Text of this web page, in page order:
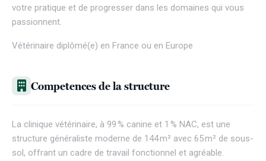
votre pratique et de progresser dans les domaines qui vous
passionnent.
Vétérinaire diplômé(e) en France ou en Europe
Competences de la structure
La clinique vétérinaire, à 99 % canine et 1 % NAC, est une
structure généraliste moderne de 144 m² avec 65 m² de sous-
sol, offrant un cadre de travail fonctionnel et agréable.